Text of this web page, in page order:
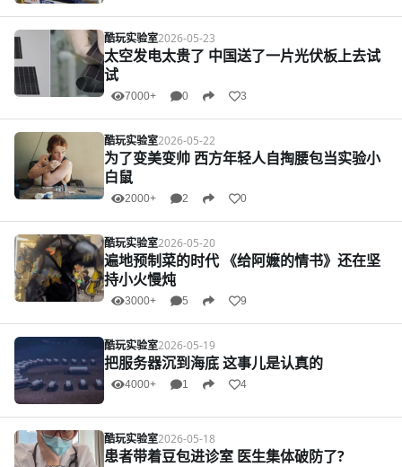
酷玩实验室2026-05-23
太空发电太贵了 中国送了一片光伏板上去试
试
7000+ 0 3
酷玩实验室2026-05-22
为了变美变帅 西方年轻人自掏腰包当实验小
白鼠
2000+ 2 0
酷玩实验室2026-05-20
遍地预制菜的时代 《给阿嬷的情书》还在坚
持小火慢炖
3000+ 5 9
酷玩实验室2026-05-19
把服务器沉到海底 这事儿是认真的
4000+ 1 4
酷玩实验室2026-05-18
患者带着豆包进诊室 医生集体破防了?